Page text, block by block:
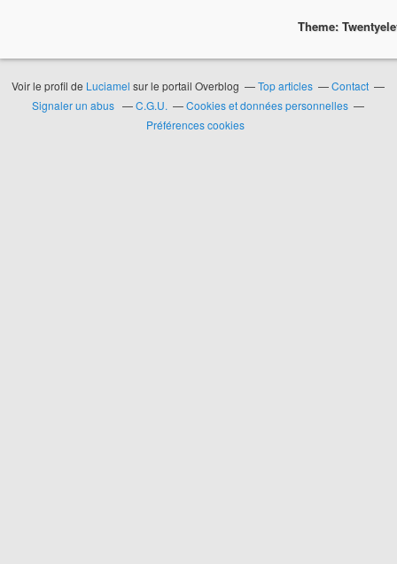
Theme:
Voir le profil de Luciamel sur le portail Overblog Top articles
Contact
Signaler un abus
C.G.U.
Cookies et données personnelles
Préférences cookies